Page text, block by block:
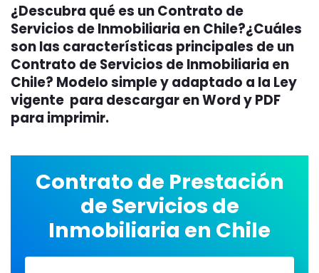
¿Descubra qué es un Contrato de
Servicios de Inmobiliaria en Chile?¿Cuáles
son las características principales de un
Contrato de Servicios de Inmobiliaria en
Chile? Modelo simple y adaptado a la Ley
vigente para descargar en Word y PDF
para imprimir.
Contrato de Prestación
de Servicios de
Inmobiliaria en Chile